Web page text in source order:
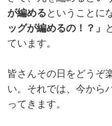
が編める ということに
ッグが編めるの！？」
ています。
皆さんその日をどうぞ
い。それでは、今から
ってきます。